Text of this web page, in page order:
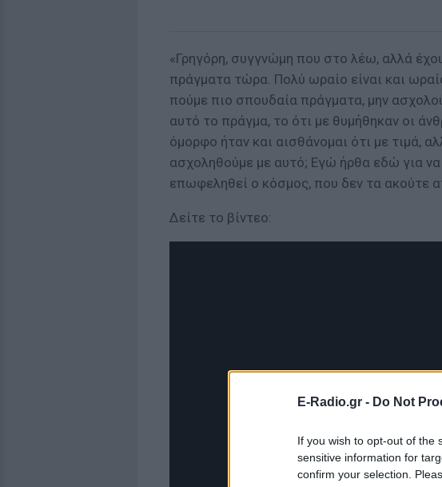
E-Radio.gr - Do Not
If you wish to opt-out of the
sensitive information for
confirm your selection.
«Γρηγόρη, συγγνώμη που στο λέω, αλλά
πράγματα τώρα. Πολύ ωραίο είναι και
πούμε πιο σπουδαία πράγματα, μην
αυτό το πράγμα, το ότι με θυμήθηκαν οι
όμορφο ήταν και αισθάνομαι ότι με τιμά,
ασχοληθούμε με αυτό; Εγώ ήρθα εδώ για
επωφεληθεί ο κόσμος, που δεν τα ακούτε
Δείτε το βίντεο: